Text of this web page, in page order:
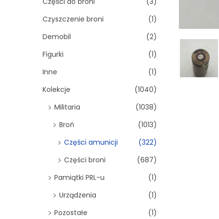
Czyszczenie broni
(1)
Demobil
(2)
Figurki
(1)
Inne
(1)
Kolekcje
(1040)
Militaria
(1038)
Broń
(1013)
Części amunicji
(322)
Części broni
(687)
Pamiątki PRL-u
(1)
Urządzenia
(1)
Pozostałe
(1)